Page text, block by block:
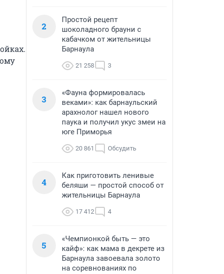
2
Простой рецепт
шоколадного брауни с
кабачком от жительницы
Барнаула
21 258 3
3
«Фауна формировалась
веками»: как барнаульский
арахнолог нашел нового
паука и получил укус змеи на
юге Приморья
20 861 Обсудить
4
Как приготовить ленивые
беляши — простой способ от
жительницы Барнаула
17 412 4
5
«Чемпионкой быть — это
кайф»: как мама в декрете из
Барнаула завоевала золото
на соревнованиях по